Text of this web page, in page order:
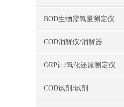
BOD生物需氧量测定仪
COD消解仪/消解器
ORP计/氧化还原测定仪
COD试剂/试剂